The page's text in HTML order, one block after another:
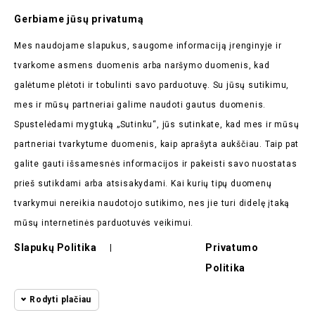
Prenumeruokite Mūsų
Naujienlaiškį
Pirmieji sužinokite apie mūsų naujienas bei taikomas
Parduotuvės Informacija
Prekės
Gerbiame jūsų privatumą
Mes naudojame slapukus, saugome informaciją įrenginyje ir
tvarkome asmens duomenis arba naršymo duomenis, kad
galėtume plėtoti ir tobulinti savo parduotuvę. Su jūsų sutikimu,
mes ir mūsų partneriai galime naudoti gautus duomenis.
Spustelėdami mygtuką „Sutinku“, jūs sutinkate, kad mes ir mūsų
partneriai tvarkytume duomenis, kaip aprašyta aukščiau. Taip pat
galite gauti išsamesnės informacijos ir pakeisti savo nuostatas
prieš sutikdami arba atsisakydami. Kai kurių tipų duomenų
tvarkymui nereikia naudotojo sutikimo, nes jie turi didelę įtaką
mūsų internetinės parduotuvės veikimui.
Slapukų Politika
Privatumo
Politika
Rodyti plačiau